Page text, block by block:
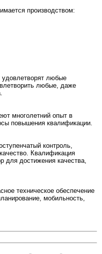
производством:
удовлетворят любые
любые, даже
многолетний опыт в
повышения квалификации.
контроль,
Квалификация
для достижения качества,
техническое обеспечение
мобильность,